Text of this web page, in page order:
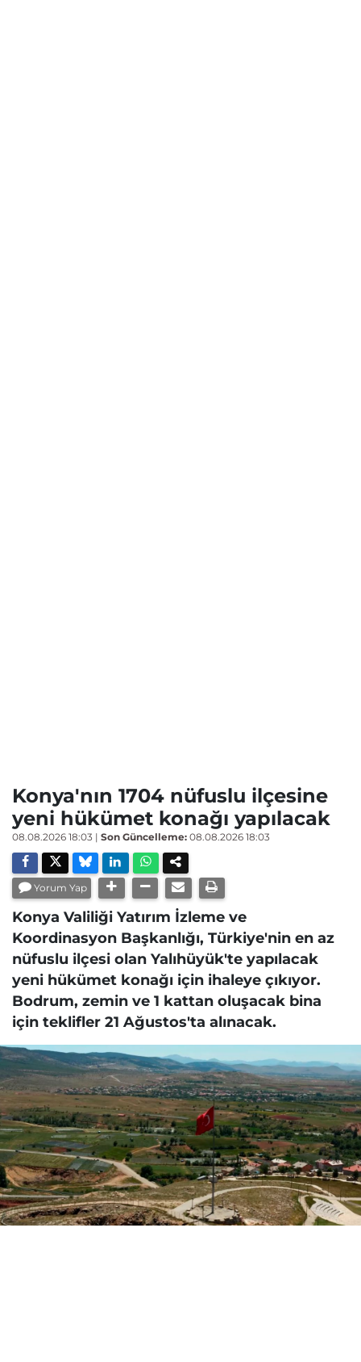
Konya'nın 1704 nüfuslu ilçesine
yeni hükümet konağı yapılacak
08.08.2026 18:03 | Son Güncelleme: 08.08.2026 18:03
Yorum Yap
Konya Valiliği Yatırım İzleme ve
Koordinasyon Başkanlığı, Türkiye'nin en az
nüfuslu ilçesi olan Yalıhüyük'te yapılacak
yeni hükümet konağı için ihaleye çıkıyor.
Bodrum, zemin ve 1 kattan oluşacak bina
için teklifler 21 Ağustos'ta alınacak.